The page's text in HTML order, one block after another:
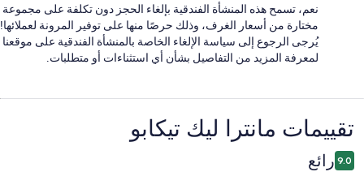
نعم، تسمح هذه المنشأة الفندقية بإلغاء الحجز دون تكلفة على مجموعة
مختارة من أسعار الغرف، وذلك حرصًا منها على توفير المرونة لعملائها!
يُرجى الرجوع إلى سياسة الإلغاء الخاصة بالمنشأة الفندقية على موقعنا
لمعرفة المزيد من التفاصيل بشأن أي استثناءات أو متطلبات.
التقييمات
تقييمات ⁦مانترا ليك تيكابو⁩
9.0 رائع